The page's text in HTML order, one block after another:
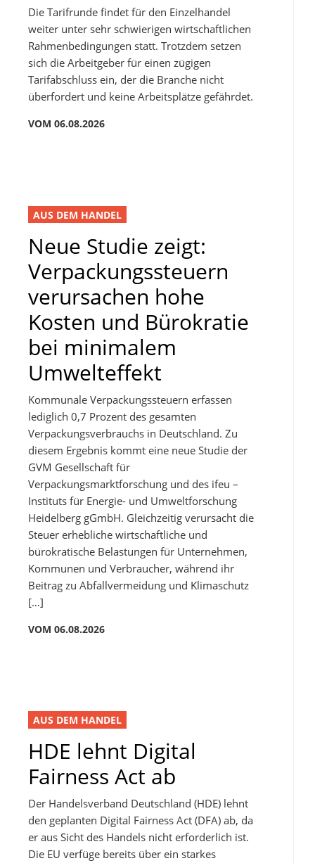
Die Tarifrunde findet für den Einzelhandel
weiter unter sehr schwierigen wirtschaftlichen
Rahmenbedingungen statt. Trotzdem setzen
sich die Arbeitgeber für einen zügigen
Tarifabschluss ein, der die Branche nicht
überfordert und keine Arbeitsplätze gefährdet.
VOM 06.08.2026
AUS DEM HANDEL
Neue Studie zeigt:
Verpackungssteuern
verursachen hohe
Kosten und Bürokratie
bei minimalem
Umwelteffekt
Kommunale Verpackungssteuern erfassen
lediglich 0,7 Prozent des gesamten
Verpackungsverbrauchs in Deutschland. Zu
diesem Ergebnis kommt eine neue Studie der
GVM Gesellschaft für
Verpackungsmarktforschung und des ifeu –
Instituts für Energie- und Umweltforschung
Heidelberg gGmbH. Gleichzeitig verursacht die
Steuer erhebliche wirtschaftliche und
bürokratische Belastungen für Unternehmen,
Kommunen und Verbraucher, während ihr
Beitrag zu Abfallvermeidung und Klimaschutz
[…]
VOM 06.08.2026
AUS DEM HANDEL
HDE lehnt Digital
Fairness Act ab
Der Handelsverband Deutschland (HDE) lehnt
den geplanten Digital Fairness Act (DFA) ab, da
er aus Sicht des Handels nicht erforderlich ist.
Die EU verfüge bereits über ein starkes